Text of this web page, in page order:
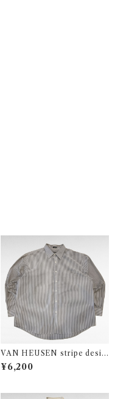
VAN HEUSEN stripe desig
n polyester cotton shirt
¥6,200